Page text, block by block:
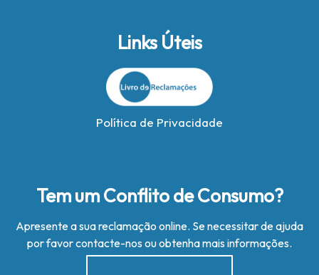
Links Úteis
Política de Privacidade
Tem um Conflito de Consumo?
Apresente a sua reclamação online. Se necessitar de ajuda
por favor contacte-nos ou obtenha mais informações.